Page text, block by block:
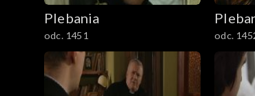
Plebania
odc. 1451 odc.